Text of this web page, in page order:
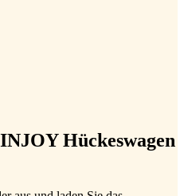
Hückeswagen